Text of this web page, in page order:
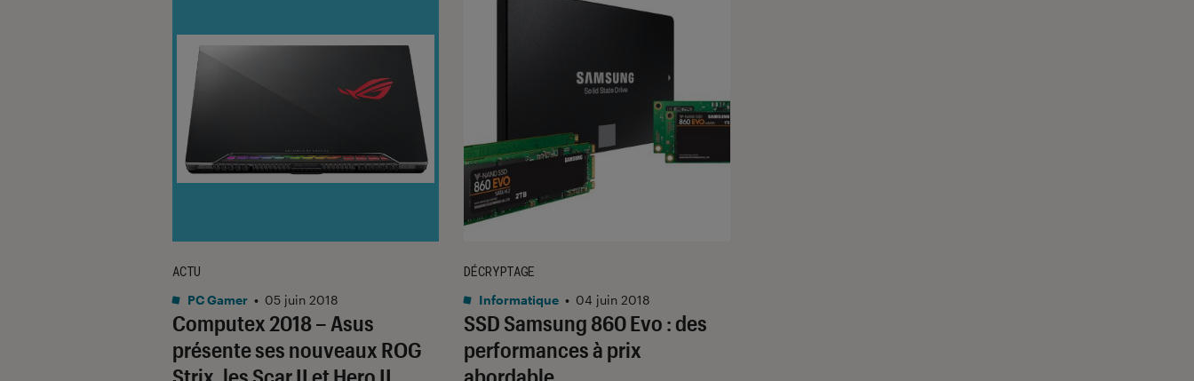
Computex 2018 – Asus
présente ses nouveaux ROG
ACTU
PC Gamer • 05 juin 2018
SSD Samsung 860 Evo : des
performances à prix
DÉCRYPTAGE
Informatique • 04 juin 2018